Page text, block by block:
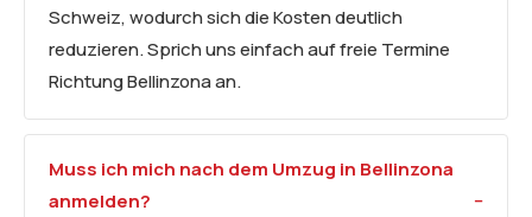
Schweiz, wodurch sich die Kosten deutlich
reduzieren. Sprich uns einfach auf freie Termine
Richtung Bellinzona an.
Muss ich mich nach dem Umzug in Bellinzona
anmelden?